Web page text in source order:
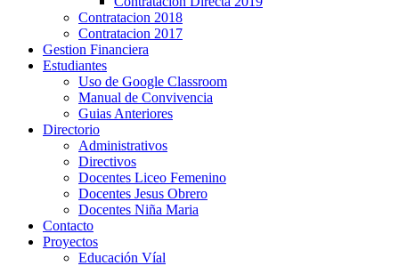
Contratacion 2018
Contratacion 2017
Gestion Financiera
Estudiantes
Uso de Google Classroom
Manual de Convivencia
Guias Anteriores
Directorio
Administrativos
Directivos
Docentes Liceo Femenino
Docentes Jesus Obrero
Docentes Niña Maria
Contacto
Proyectos
Educación Víal